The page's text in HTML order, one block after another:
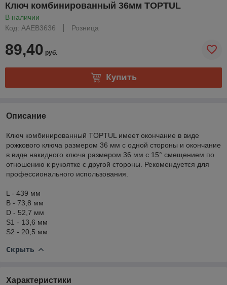
Ключ комбинированный 36мм TOPTUL
В наличии
Код: AAEB3636
Розница
89,40 руб.
Купить
Описание
Ключ комбинированный TOPTUL имеет окончание в виде
рожкового ключа размером 36 мм с одной стороны и окончание
в виде накидного ключа размером 36 мм с 15° смещением по
отношению к рукоятке с другой стороны. Рекомендуется для
профессионального использования.
L - 439 мм
B - 73,8 мм
D - 52,7 мм
S1 - 13,6 мм
S2 - 20,5 мм
Скрыть
Характеристики